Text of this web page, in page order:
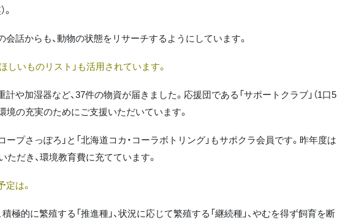
話からも、動物の状態をリサーチするようにしています。
いものリスト」も活用されています。
や加湿器など、37件の物資が届きました。応援団である「サポートクラブ」（1口5
境の充実のためにご支援いただいています。
ープさっぽろ」と「北海道コカ・コーラボトリング」もサポクラ会員です。昨年度は
ただき、環境教育費に充てています。
は。
極的に繁殖する「推進種」、状況に応じて繁殖する「継続種」、やむを得ず飼育を断